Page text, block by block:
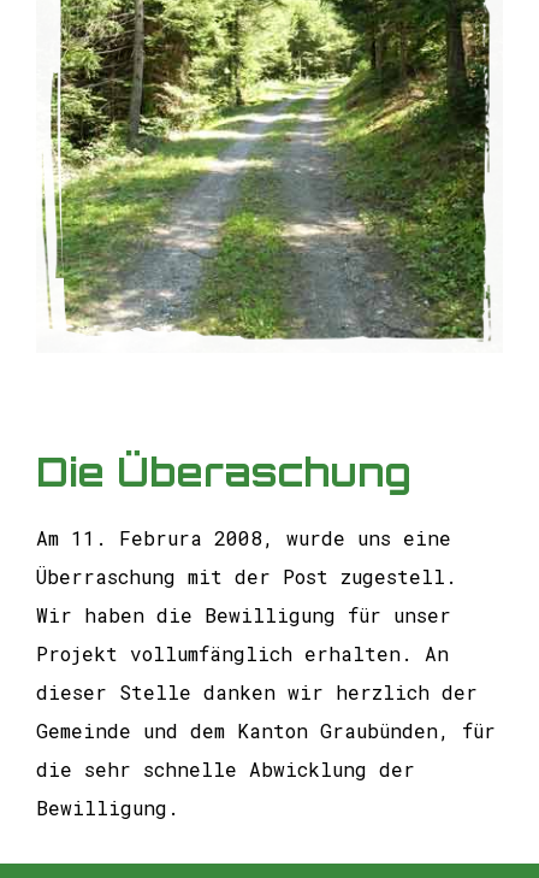
Die Überaschung
Am 11. Februra 2008, wurde uns eine
Überraschung mit der Post zugestell.
Wir haben die Bewilligung für unser
Projekt vollumfänglich erhalten. An
dieser Stelle danken wir herzlich der
Gemeinde und dem Kanton Graubünden, für
die sehr schnelle Abwicklung der
Bewilligung.